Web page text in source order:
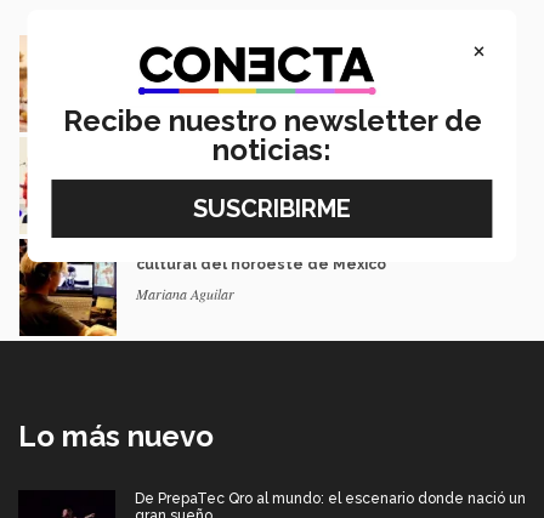
De negocio familiar a modelo de eventos: el
camino de una egresada
Mauricio Gaona
Estos EXATEC lideran empresas en México y
cultural del noroeste de México
Mariana Aguilar
Lo más nuevo
De PrepaTec Qro al mundo: el escenario donde nació un
×
Recibe nuestro newsletter de
noticias: